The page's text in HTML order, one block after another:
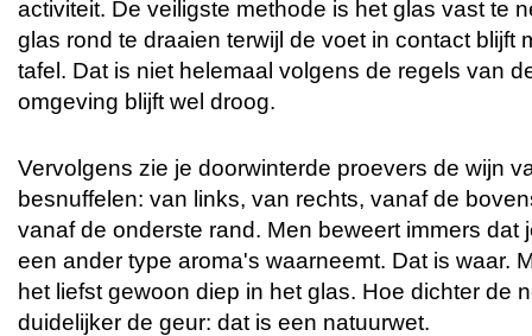
activiteit. De veiligste methode is het glas vast te
glas rond te draaien terwijl de voet in contact blijft
tafel. Dat is niet helemaal volgens de regels van
omgeving blijft wel droog.
Vervolgens zie je doorwinterde proevers de wijn
besnuffelen: van links, van rechts, vanaf de
vanaf de onderste rand. Men beweert immers dat
een ander type aroma's waarneemt. Dat is waar.
het liefst gewoon diep in het glas. Hoe dichter de
duidelijker de geur: dat is een natuurwet.